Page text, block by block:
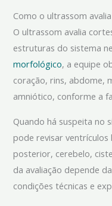
Como o ultrassom
O ultrassom avalia
estruturas do sistema
morfológico, a equipe
coração, rins, abdome,
amniótico, conforme a
Quando há suspeita no
pode revisar ventrículos
posterior, cerebelo,
da avaliação depende
condições técnicas e